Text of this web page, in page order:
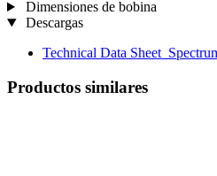
Dimensiones de bobina
Descargas
Technical Data
Productos similares